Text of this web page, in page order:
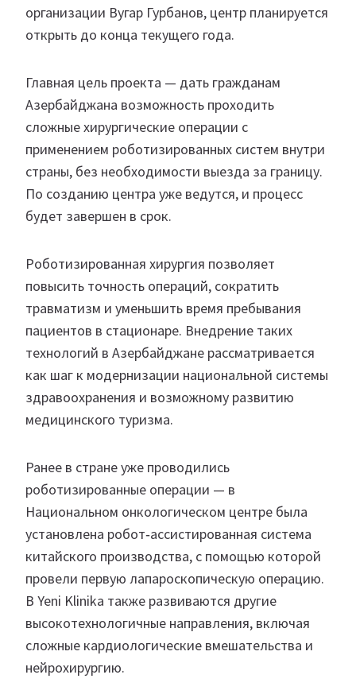
организации Вугар Гурбанов, центр планируется
открыть до конца текущего года.
Главная цель проекта — дать гражданам
Азербайджана возможность проходить
сложные хирургические операции с
применением роботизированных систем внутри
страны, без необходимости выезда за границу.
По созданию центра уже ведутся, и процесс
будет завершен в срок.
Роботизированная хирургия позволяет
повысить точность операций, сократить
травматизм и уменьшить время пребывания
пациентов в стационаре. Внедрение таких
технологий в Азербайджане рассматривается
как шаг к модернизации национальной системы
здравоохранения и возможному развитию
медицинского туризма.
Ранее в стране уже проводились
роботизированные операции — в
Национальном онкологическом центре была
установлена робот‑ассистированная система
китайского производства, с помощью которой
провели первую лапароскопическую операцию.
В Yeni Klinika также развиваются другие
высокотехнологичные направления, включая
сложные кардиологические вмешательства и
нейрохирургию.